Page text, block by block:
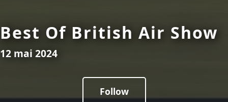
Best Of British Air Show
12 mai 2024
Follow